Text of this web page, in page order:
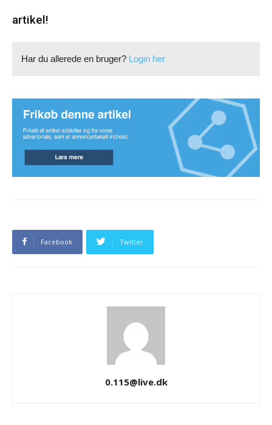
artikel!
Har du allerede en bruger? Login her
Facebook Twitter
0.115@live.dk